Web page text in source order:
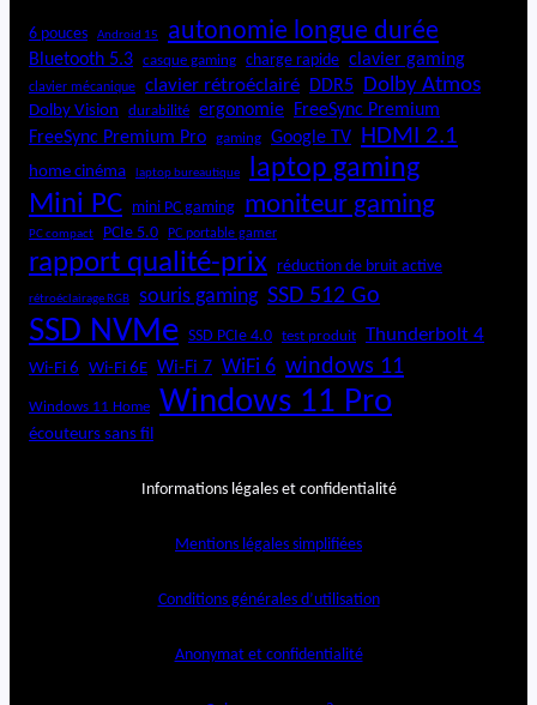
6 pouces Android 15 autonomie longue durée
Bluetooth 5.3 casque gaming charge rapide clavier gaming
clavier mécanique clavier rétroéclairé DDR5 Dolby Atmos
Dolby Vision durabilité ergonomie FreeSync Premium
FreeSync Premium Pro
gaming Google TV HDMI 2.1
home cinéma laptop bureautique laptop gaming
Mini PC mini PC gaming moniteur gaming
PC compact PCIe 5.0 PC portable gamer
rapport qualité-prix réduction de bruit active
rétroéclairage RGB souris gaming SSD 512 Go
SSD NVMe SSD PCIe 4.0 test produit Thunderbolt 4
Wi-Fi 6 Wi-Fi 6E Wi-Fi 7 WiFi 6 windows 11
Windows 11 Home Windows 11 Pro
écouteurs sans fil
Informations légales et confidentialité
Mentions légales simplifiées
Conditions générales d’utilisation
Anonymat et confidentialité